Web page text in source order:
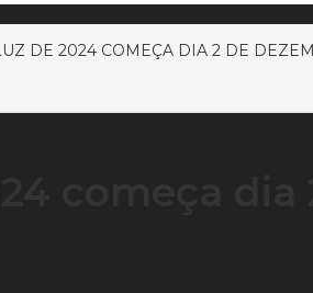
DE 2024 COMEÇA DIA 2 DE